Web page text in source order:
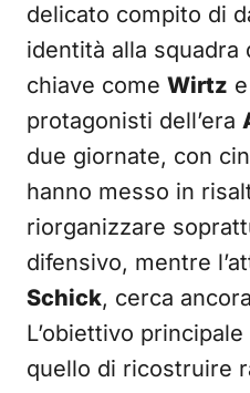
delicato compito di
identità alla squadra
chiave come Wirtz e
protagonisti dell’era
due giornate, con
hanno messo in
riorganizzare
difensivo, mentre
Schick, cerca
L’obiettivo principale
quello di ricostruire